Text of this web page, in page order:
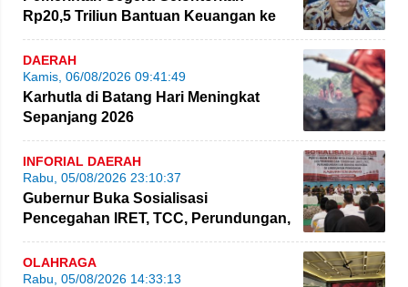
Rp20,5 Triliun Bantuan Keuangan ke
Daerah
DAERAH
Kamis, 06/08/2026 09:41:49
Karhutla di Batang Hari Meningkat
Sepanjang 2026
INFORIAL DAERAH
Rabu, 05/08/2026 23:10:37
Gubernur Buka Sosialisasi
Pencegahan IRET, TCC, Perundungan,
dan Bahaya Narkoba di Bungo
OLAHRAGA
Rabu, 05/08/2026 14:33:13